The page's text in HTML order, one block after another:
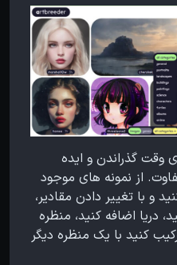
وقت گذراندن و ایده
از نمونه های موجود
و با تغییر دادن مقادیر،
دریا اضافه کنید، منظره
کنید با یک منظره دیگر